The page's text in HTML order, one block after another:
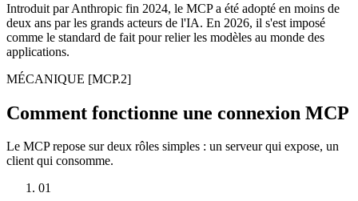
Introduit par Anthropic fin 2024, le MCP a été adopté en moins de
deux ans par les grands acteurs de l'IA. En 2026, il s'est imposé
comme le standard de fait pour relier les modèles au monde des
applications.
MÉCANIQUE [MCP.2]
Comment fonctionne une connexion MCP
Le MCP repose sur deux rôles simples : un serveur qui expose, un
client qui consomme.
01